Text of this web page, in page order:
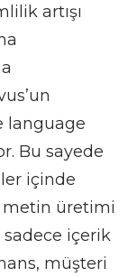
artışı
language
Bu sayede
içinde
metin üretimi
içerik
müşteri